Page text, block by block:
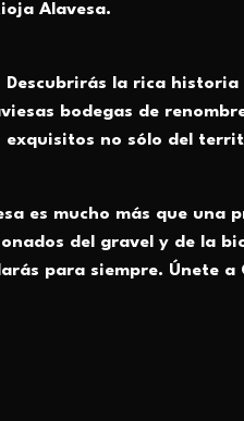
Alavesa.
Descubrirás la rica
bodegas de
exquisitos no sólo del
es mucho más que
del gravel y de la
para siempre. Únete